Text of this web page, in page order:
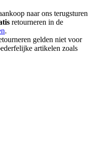
naar ons terugsturen
retourneren in de
.
gelden niet voor
artikelen zoals